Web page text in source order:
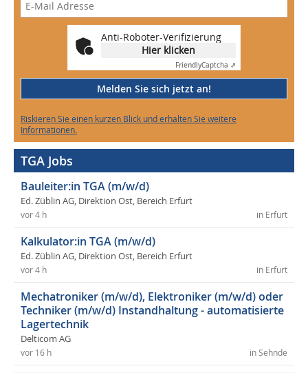
Anti-Roboter-Verifizierung
Hier klicken
FriendlyCaptcha ⇗
Melden Sie sich jetzt an!
Riskieren Sie einen kurzen Blick und erhalten Sie weitere
Informationen.
TGA Jobs
Bauleiter:in TGA (m/w/d)
Ed. Züblin AG, Direktion Ost, Bereich Erfurt
in Erfurt
vor 4 h
Kalkulator:in TGA (m/w/d)
Ed. Züblin AG, Direktion Ost, Bereich Erfurt
in Erfurt
vor 4 h
Mechatroniker (m/w/d), Elektroniker (m/w/d) oder
Techniker (m/w/d) Instandhaltung - automatisierte
Lagertechnik
Delticom AG
in Sehnde
vor 16 h